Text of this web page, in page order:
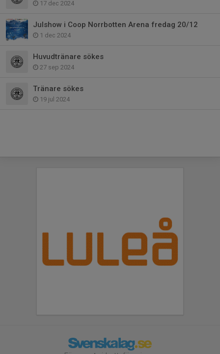
17 dec 2024
Julshow i Coop Norrbotten Arena fredag 20/12
1 dec 2024
Huvudtränare sökes
27 sep 2024
Tränare sökes
19 jul 2024